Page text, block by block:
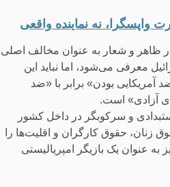
واپسگرا، نه نماینده واقعی
ظاهر و شعار به عنوان مخالف اصلی
معرفی می‌شود، اما نباید این
آمریکایی بودن» برابر با «ضد
آزادی» است.
و سرکوبگر در داخل کشور
زنان، حقوق کارگران و اقلیت‌ها را
به عنوان یک بازیگر امپریالیستی